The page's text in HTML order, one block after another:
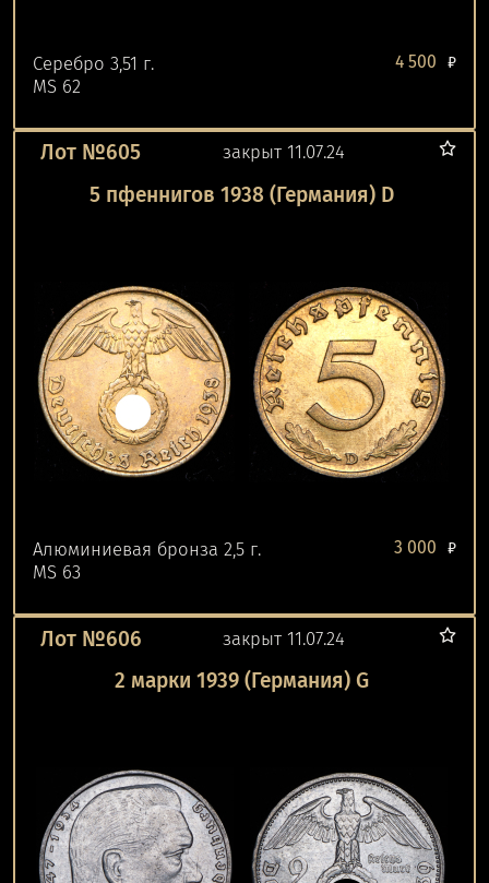
Серебро 3,51 г.
MS 62
4 500 ₽
Лот №605 закрыт 11.07.24
5 пфеннигов 1938 (Германия) D
Алюминиевая бронза 2,5 г.
MS 63
3 000 ₽
Лот №606 закрыт 11.07.24
2 марки 1939 (Германия) G